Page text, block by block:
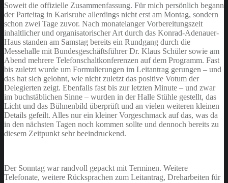
Soweit die offizielle Zusammenfassung. Für mich persönlich begann
der Parteitag in Karlsruhe allerdings nicht erst am Montag, sondern
schon zwei Tage zuvor. Nach monatelanger Vorbereitungszeit
inhaltlicher und organisatorischer Art durch das Konrad-Adenauer-
Haus standen am Samstag bereits ein Rundgang durch die
Messehalle mit Bundesgeschäftsführer Dr. Klaus Schüler sowie am
Abend mehrere Telefonschaltkonferenzen auf dem Programm. Fast
bis zuletzt wurde um Formulierungen im Leitantrag gerungen – und
das hat sich gelohnt, wie nicht zuletzt das positive Votum der
Delegierten zeigt. Ebenfalls fast bis zur letzten Minute – und zwar
im buchstäblichen Sinne – wurden in der Halle Stühle gestellt, das
Licht und das Bühnenbild überprüft und an vielen weiteren kleinen
Details gefeilt. Alles nur ein kleiner Vorgeschmack auf das, was da
in den nächsten Tagen noch kommen sollte und dennoch bereits zu
diesem Zeitpunkt sehr beeindruckend.
Der Sonntag war randvoll gepackt mit Terminen. Weitere
Telefonate, weitere Rücksprachen zum Leitantrag, Dreharbeiten für